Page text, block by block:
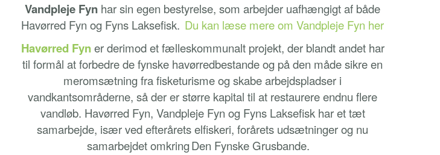
Vandpleje Fyn har sin egen bestyrelse, som arbejder uafhængigt af både
Havørred Fyn og Fyns Laksefisk. Du kan læse mere om Vandpleje Fyn her
Havørred Fyner derimod et fælleskommunalt projekt, der blandt andet har
til formål at forbedre de fynske havørredbestande og på den måde sikre en
meromsætning fra fisketurisme og skabe arbejdspladser i
vandkantsområderne, så der er større kapital til at restaurere endnu flere
vandløb. Havørred Fyn, Vandpleje Fyn og Fyns Laksefisk har et tæt
samarbejde, især ved efterårets elfiskeri, forårets udsætninger og nu
samarbejdet omkring Den Fynske Grusbande.